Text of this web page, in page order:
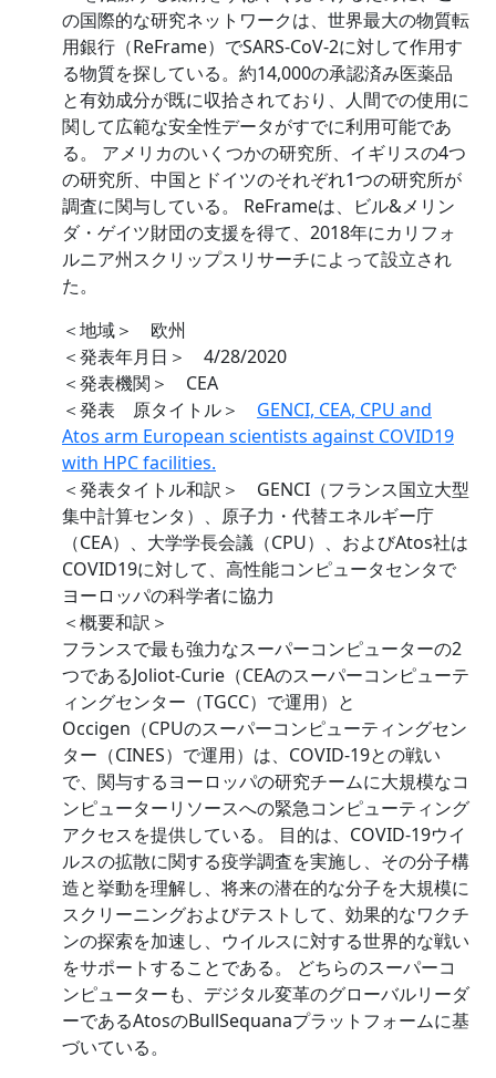
の国際的な研究ネットワークは、世界最大の物質転
用銀行（ReFrame）でSARS-CoV-2に対して作用す
る物質を探している。約14,000の承認済み医薬品
と有効成分が既に収拾されており、人間での使用に
関して広範な安全性データがすでに利用可能であ
る。 アメリカのいくつかの研究所、イギリスの4つ
の研究所、中国とドイツのそれぞれ1つの研究所が
調査に関与している。 ReFrameは、ビル&メリン
ダ・ゲイツ財団の支援を得て、2018年にカリフォ
ルニア州スクリップスリサーチによって設立され
た。
＜地域＞ 欧州
＜発表年月日＞ 4/28/2020
＜発表機関＞ CEA
＜発表 原タイトル＞ GENCI, CEA, CPU and
Atos arm European scientists against COVID19
with HPC facilities.
＜発表タイトル和訳＞ GENCI（フランス国立大型
集中計算センタ）、原子力・代替エネルギー庁
（CEA）、大学学長会議（CPU）、およびAtos社は
COVID19に対して、高性能コンピュータセンタで
ヨーロッパの科学者に協力
＜概要和訳＞
フランスで最も強力なスーパーコンピューターの2
つであるJoliot-Curie（CEAのスーパーコンピューテ
ィングセンター（TGCC）で運用）と
Occigen（CPUのスーパーコンピューティングセン
ター（CINES）で運用）は、COVID-19との戦い
で、関与するヨーロッパの研究チームに大規模なコ
ンピューターリソースへの緊急コンピューティング
アクセスを提供している。 目的は、COVID-19ウイ
ルスの拡散に関する疫学調査を実施し、その分子構
造と挙動を理解し、将来の潜在的な分子を大規模に
スクリーニングおよびテストして、効果的なワクチ
ンの探索を加速し、ウイルスに対する世界的な戦い
をサポートすることである。 どちらのスーパーコ
ンピューターも、デジタル変革のグローバルリーダ
ーであるAtosのBullSequanaプラットフォームに基
づいている。